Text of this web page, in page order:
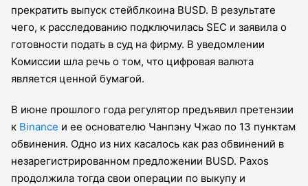
прекратить выпуск стейблкоина BUSD. В результате
чего, к расследованию подключилась SEC и заявила о
готовности подать в суд на фирму. В уведомлении
Комиссии шла речь о том, что цифровая валюта
является ценной бумагой.
В июне прошлого года регулятор предъявил претензии
к Binance и ее основателю Чанпэну Чжао по 13 пунктам
обвинения. Одно из них касалось как раз обвинений в
незарегистрированном предложении BUSD. Paxos
продолжила тогда свои операции по выкупу и